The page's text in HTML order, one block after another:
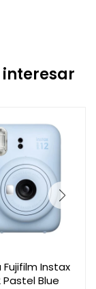
interesar
Instax
Pastel Blue